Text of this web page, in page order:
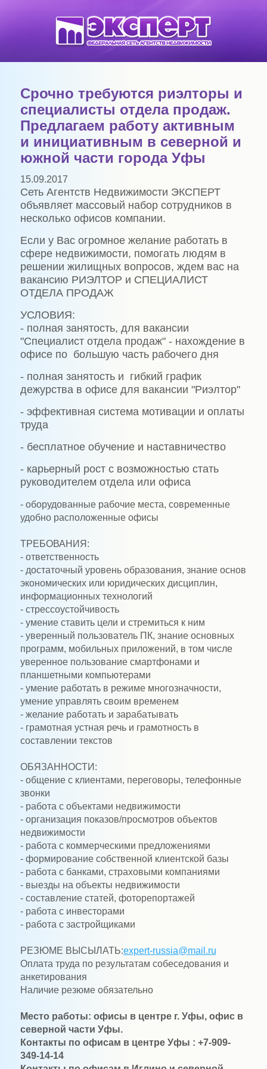
Срочно требуются риэлторы и
специалисты отдела продаж.
Предлагаем работу активным
и инициативным в северной и
южной части города Уфы
15.09.2017
Сеть Агентств Недвижимости ЭКСПЕРТ
объявляет массовый набор сотрудников в
несколько офисов компании.
Если у Вас огромное желание работать в
сфере недвижимости, помогать людям в
решении жилищных вопросов, ждем вас на
вакансию РИЭЛТОР и СПЕЦИАЛИСТ
ОТДЕЛА ПРОДАЖ
УСЛОВИЯ:
- полная занятость, для вакансии
"Специалист отдела продаж" - нахождение в
офисе по большую часть рабочего дня
- полная занятость и гибкий график
дежурства в офисе для вакансии "Риэлтор"
- эффективная система мотивации и оплаты
труда
- бесплатное обучение и наставничество
- карьерный рост с возможностью стать
руководителем отдела или офиса
- оборудованные рабочие места, современные
удобно расположенные офисы
ТРЕБОВАНИЯ:
- ответственность
- достаточный уровень образования, знание основ
экономических или юридических дисциплин,
информационных технологий
- стрессоустойчивость
- умение ставить цели и стремиться к ним
- уверенный пользователь ПК, знание основных
программ, мобильных приложений, в том числе
уверенное пользование смартфонами и
планшетными компьютерами
- умение работать в режиме многозначности,
умение управлять своим временем
- желание работать и зарабатывать
- грамотная устная речь и грамотность в
составлении текстов
ОБЯЗАННОСТИ:
- общение с клиентами, переговоры, телефонные
звонки
- работа с объектами недвижимости
- организация показов/просмотров объектов
недвижимости
- работа с коммерческими предложениями
- формирование собственной клиентской базы
- работа с банками, страховыми компаниями
- выезды на объекты недвижимости
- составление статей, фоторепортажей
- работа с инвесторами
- работа с застройщиками
РЕЗЮМЕ ВЫСЫЛАТЬ:expert-russia@mail.ru
Оплата труда по результатам собеседования и
анкетирования
Наличие резюме обязательно
Место работы: офисы в центре г. Уфы, офис в
северной части Уфы.
Контакты по офисам в центре Уфы : +7-909-
349-14-14